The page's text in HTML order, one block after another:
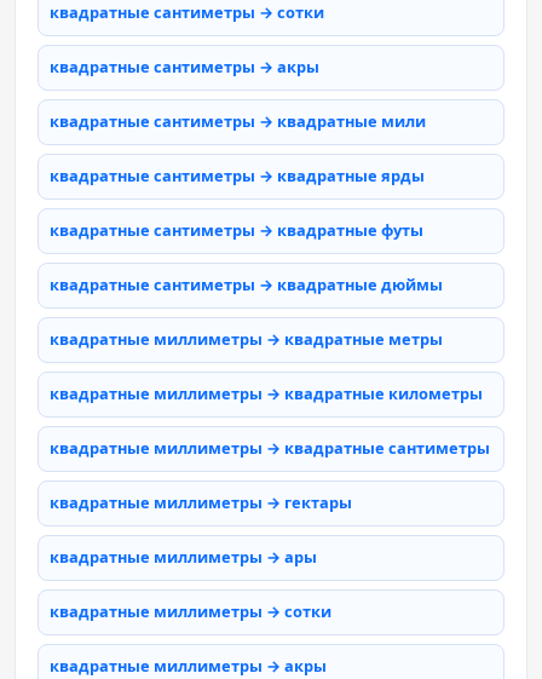
квадратные сантиметры → сотки
квадратные сантиметры → акры
квадратные сантиметры → квадратные мили
квадратные сантиметры → квадратные ярды
квадратные сантиметры → квадратные футы
квадратные сантиметры → квадратные дюймы
квадратные миллиметры → квадратные метры
квадратные миллиметры → квадратные километры
квадратные миллиметры → квадратные сантиметры
квадратные миллиметры → гектары
квадратные миллиметры → ары
квадратные миллиметры → сотки
квадратные миллиметры → акры